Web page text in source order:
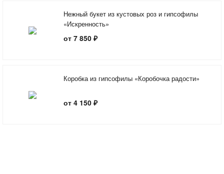
Нежный букет из кустовых роз и гипсофилы
«Искренность»
от 7 850 ₽
Коробка из гипсофилы «Коробочка радости»
от 4 150 ₽